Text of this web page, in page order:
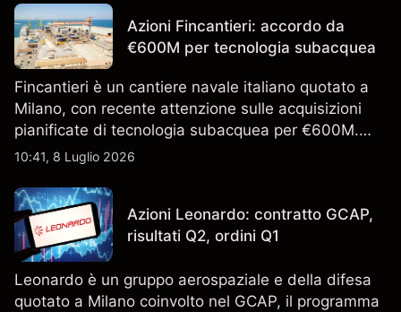
un indicatore affidabile dei risultati futuri.
Azioni Fincantieri: accordo da
€600M per tecnologia subacquea
Fincantieri è un cantiere navale italiano quotato a
Milano, con recente attenzione sulle acquisizioni
pianificate di tecnologia subacquea per €600M.
Scopri i target di prezzo FCT di terze parti e l'analisi
indicatore affidabile dei risultati futuri.
10:41, 8 Luglio 2026
Azioni Leonardo: contratto GCAP,
risultati Q2, ordini Q1
Leonardo è un gruppo aerospaziale e della difesa
quotato a Milano coinvolto nel GCAP, il programma